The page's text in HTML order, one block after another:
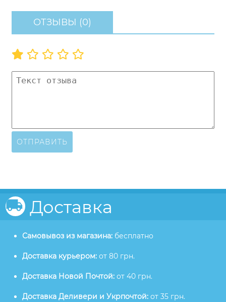
ОТЗЫВЫ (0)
ОТПРАВИТЬ
Доставка
Самовывоз из магазина: бесплатно
Доставка курьером: от 80 грн.
Доставка Новой Почтой: от 40 грн.
Доставка Деливери и Укрпочтой: от 35 грн.